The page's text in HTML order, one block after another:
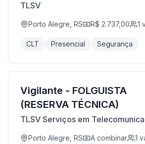
TLSV
Porto Alegre, RS R$ 2.737,00 1
CLT Presencial Segurança
Vigilante - FOLGUISTA
(RESERVA TÉCNICA)
TLSV Serviços em
Porto Alegre, RS A combinar 1